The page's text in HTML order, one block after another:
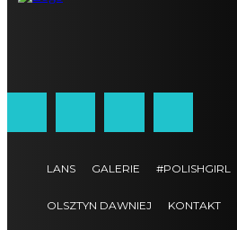
LANS GALERIE #POLISHGIRL
OLSZTYN DAWNIEJ KONTAKT